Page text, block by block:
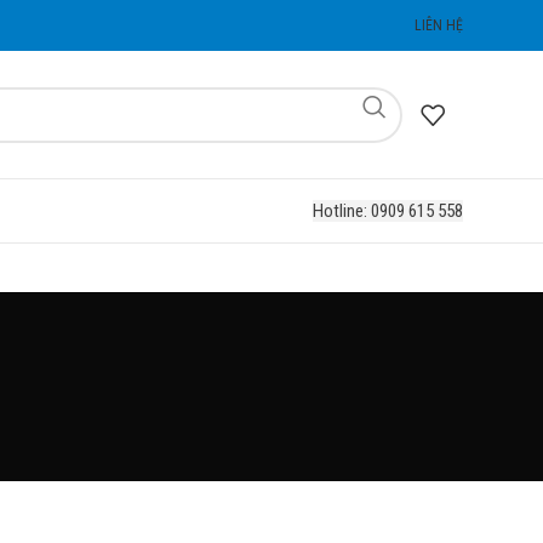
LIÊN HỆ
Hotline: 0909 615 558